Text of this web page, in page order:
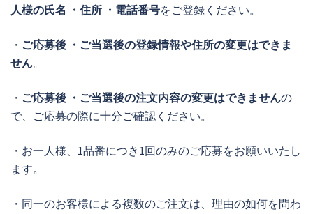
人様の氏名 ・住所 ・電話番号をご登録ください。
・ ご応募後 ・ご当選後の登録情報や住所の変更はできま
せん。
・ ご応募後 ・ご当選後の注文内容の変更はできませんの
で、ご応募の際に十分ご確認ください。
・お一人様、1品番につき1回のみのご応募をお願いいたし
ます。
・同一のお客様による複数のご注文は、理由の如何を問わ